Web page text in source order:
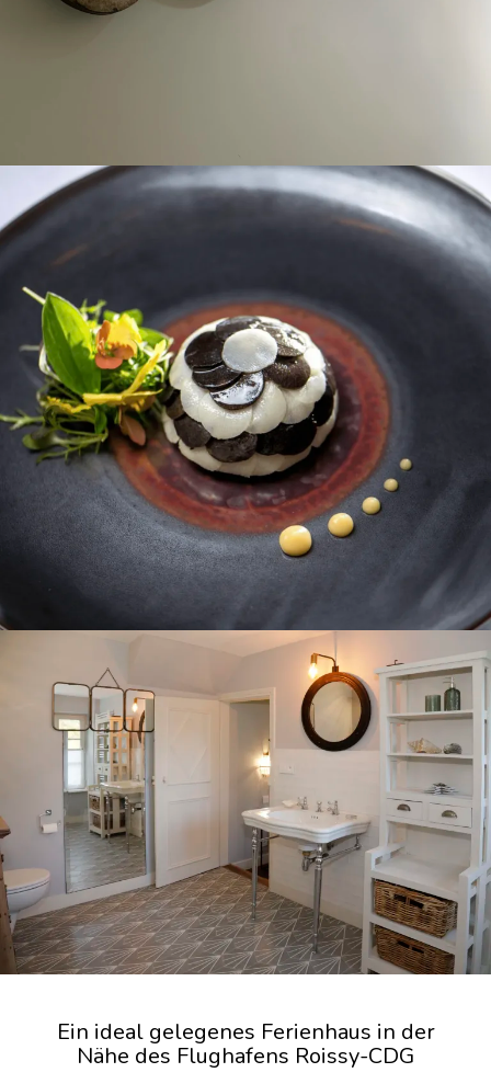
Ein ideal gelegenes Ferienhaus in der
Nähe des Flughafens Roissy-CDG